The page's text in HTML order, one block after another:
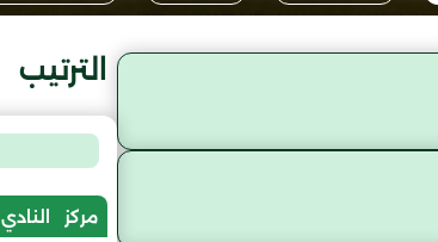
الترتيب
مركز النادي